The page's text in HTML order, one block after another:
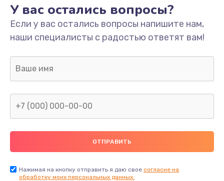
Замена микросхемы NFC
1100 руб.
Заказать
Ремонт или замена флоуметра
2000 руб.
Заказать
У вас остались вопросы?
Если у вас остались вопросы напишите нам,
наши специалисты с радостью ответят вам!
Нажимая на кнопку отправить я даю свое согласие на
обработку моих персональных данных.